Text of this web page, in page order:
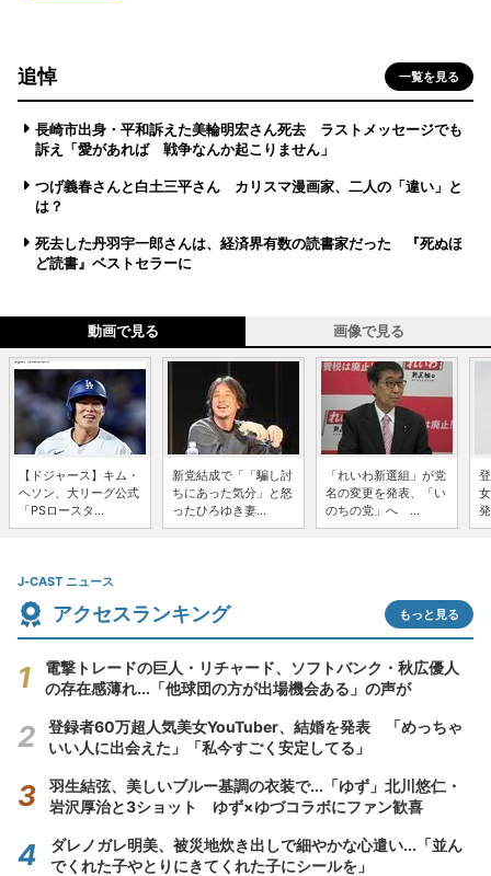
追悼 一覧を見る
長崎市出身・平和訴えた美輪明宏さん死去 ラストメッセージでも
訴え「愛があれば 戦争なんか起こりません」
つげ義春さんと白土三平さん カリスマ漫画家、二人の「違い」と
は？
死去した丹羽宇一郎さんは、経済界有数の読書家だった 『死ぬほ
ど読書』ベストセラーに
動画で見る 画像で見る
【ドジャース】キム・
ヘソン、大リーグ公式
「PSロースタ...
新党結成で「「騙し討
ちにあった気分」と怒
ったひろゆき妻...
「れいわ新選組」が党
名の変更を発表、「い
のちの党」へ ...
J-CAST ニュース
アクセスランキング もっと見る
電撃トレードの巨人・リチャード、ソフトバンク・秋広優人
の存在感薄れ...「他球団の方が出場機会ある」の声が
登録者60万超人気美女YouTuber、結婚を発表 「めっちゃ
いい人に出会えた」「私今すごく安定してる」
羽生結弦、美しいブルー基調の衣装で...「ゆず」北川悠仁・
岩沢厚治と3ショット ゆず×ゆづコラボにファン歓喜
ダレノガレ明美、被災地炊き出しで細やかな心遣い...「並ん
でくれた子やとりにきてくれた子にシールを」